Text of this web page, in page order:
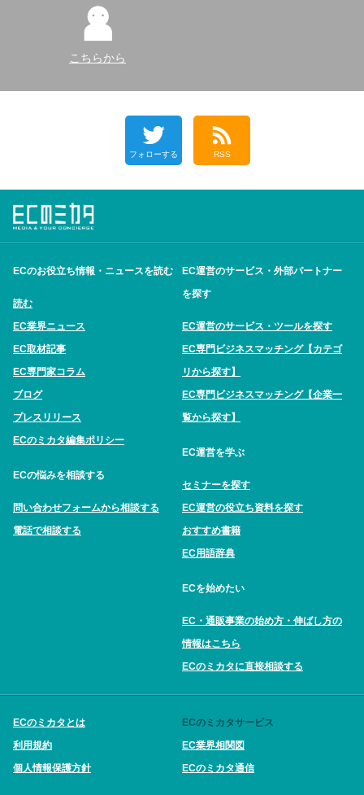
こちらから
フォローする RSS
ECのお役立ち情報・ニュースを読む
読む
EC業界ニュース
EC取材記事
EC専門家コラム
ブログ
プレスリリース
ECのミカタ編集ポリシー
ECの悩みを相談する
問い合わせフォームから相談する
電話で相談する
EC運営のサービス・外部パートナー
を探す
EC運営のサービス・ツールを探す
EC専門ビジネスマッチング【カテゴ
リから探す】
EC専門ビジネスマッチング【企業一
覧から探す】
EC運営を学ぶ
セミナーを探す
EC運営の役立ち資料を探す
おすすめ書籍
EC用語辞典
ECを始めたい
EC・通販事業の始め方・伸ばし方の
情報はこちら
ECのミカタに直接相談する
ECのミカタとは
利用規約
個人情報保護方針
ECのミカタサービス
EC業界相関図
ECのミカタ通信